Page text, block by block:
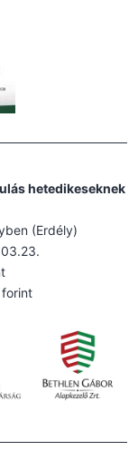
hetedikeseknek
(Erdély)